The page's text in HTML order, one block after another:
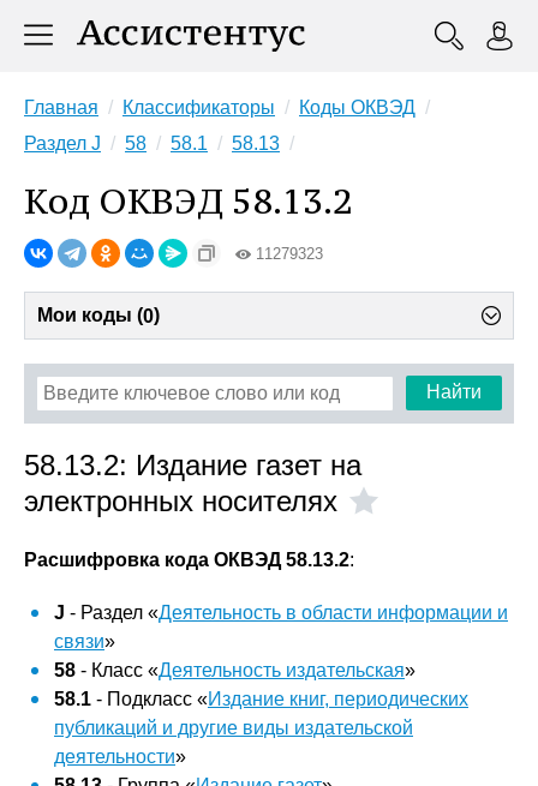
Главная Классификаторы
Коды ОКВЭД
Раздел J
58 58.1 58.13
Код ОКВЭД 58.13.2
11279323
Мои коды (0)
Найти
58.13.2: Издание газет на
электронных носителях
Расшифровка кода ОКВЭД 58.13.2:
J - Раздел «Деятельность в области информации и
связи»
58 - Класс «Деятельность издательская»
58.1 - Подкласс «Издание книг, периодических
публикаций и другие виды издательской
деятельности»